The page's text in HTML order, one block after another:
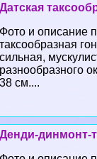
Датская
Фото и описание
таксообразная
сильная,
разнообразного
38 см....
Денди-динмонт-